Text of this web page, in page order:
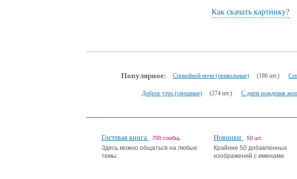
Как скачать картинку?
Популярное: Спокойной ночи (прикольные) (186 шт.)
Доброе утро (смешные) (274 шт.) С днем рождения
Гостевая книга 700 сообщ.
Здесь можно общаться на любые
темы.
Новинки 50 шт.
Крайние 50 добавленных
изображений с именами.